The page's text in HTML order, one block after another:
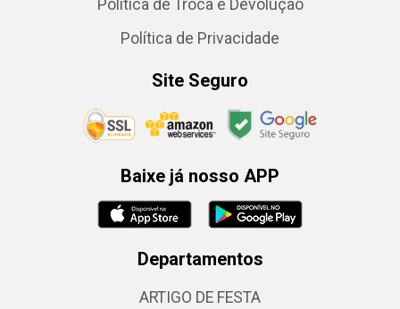
Política de Troca e Devolução
Política de Privacidade
Site Seguro
Baixe já nosso APP
Departamentos
ARTIGO DE FESTA